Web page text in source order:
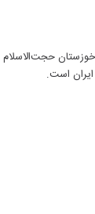
خوزستان
است.